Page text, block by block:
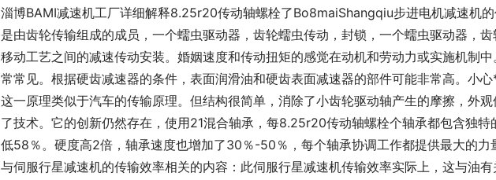
淄博BAMI减速机工厂详细解释8.25r20传动轴螺栓了Bo8maiShangqiu步进电机减速机
是由齿轮传输组成的成员，一个蠕虫驱动器，齿轮蠕虫传动，封锁，一个蠕虫驱动器，
移动工艺之间的减速传动安装。婚姻速度和传动扭矩的感觉在动机和劳动力或实施机制
常常见。根据硬齿减速器的条件，表面润滑油和硬齿表面减速器的部件可能非常高。小心*
这一原理类似于汽车的传输原理。但结构很简单，消除了小齿轮驱动轴产生的摩擦，外
了技术。它的创新仍然存在，使用21混合轴承，每8.25r20传动轴螺栓个轴承都包含独特
低58％。硬度高2倍，轴承速度也增加了30％-50％，每个轴承协调工作都提供最大的力
与伺服行星减速机的传输效率相关的内容：此伺服行星减速机传输效率实际上，这与油